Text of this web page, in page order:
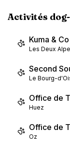
Activités
Kuma & Co
Les Deux
Second
Le Bourg-
Office de
Huez
Office de
Oz